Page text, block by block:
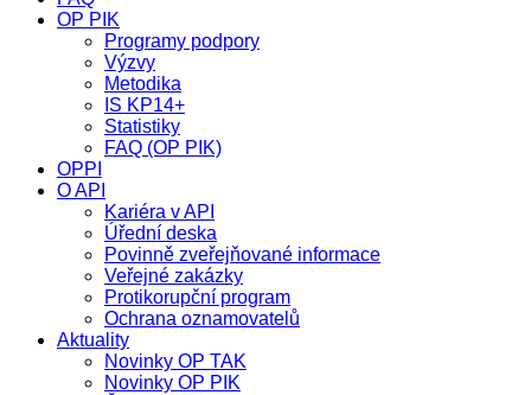
OP PIK
Programy podpory
Výzvy
Metodika
IS KP14+
Statistiky
FAQ (OP PIK)
OPPI
O API
Kariéra v API
Úřední deska
Povinně zveřejňované informace
Veřejné zakázky
Protikorupční program
Ochrana oznamovatelů
Aktuality
Novinky OP TAK
Novinky OP PIK